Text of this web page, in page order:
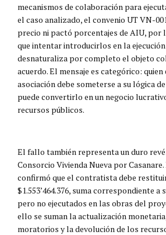
mecanismos de colaboración para
el caso analizado, el convenio UT VN-
precio ni pactó porcentajes de AIU, por
que intentar introducirlos en la
desnaturaliza por completo el objeto
acuerdo. El mensaje es categórico: quien
asociación debe someterse a su lógica
puede convertirlo en un negocio
recursos públicos.
El fallo también representa un duro
Consorcio Vivienda Nueva por
confirmó que el contratista debe
$1.553’464.376, suma correspondiente
pero no ejecutados en las obras del
ello se suman la actualización
moratorios y la devolución de los